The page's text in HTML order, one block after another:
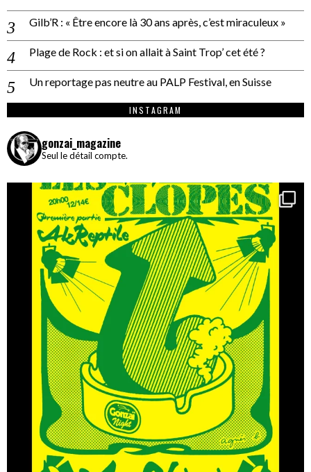
Gilb’R : « Être encore là 30 ans après, c’est miraculeux »
Plage de Rock : et si on allait à Saint Trop’ cet été ?
Un reportage pas neutre au PALP Festival, en Suisse
INSTAGRAM
gonzai_magazine
Seul le détail compte.